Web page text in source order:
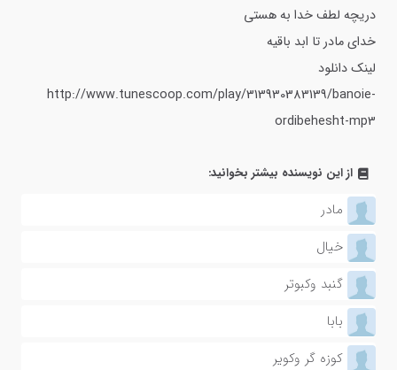
دریچه لطف خدا به هستی
خدای مادر تا ابد باقیه
لینک دانلود
http://www.tunescoop.com/play/313930383139/banoie-
ordibehesht-mp3
از این نویسنده بیشتر بخوانید:
مادر
خیال
گنبد وکبوتر
بابا
کوزه گر وکویر